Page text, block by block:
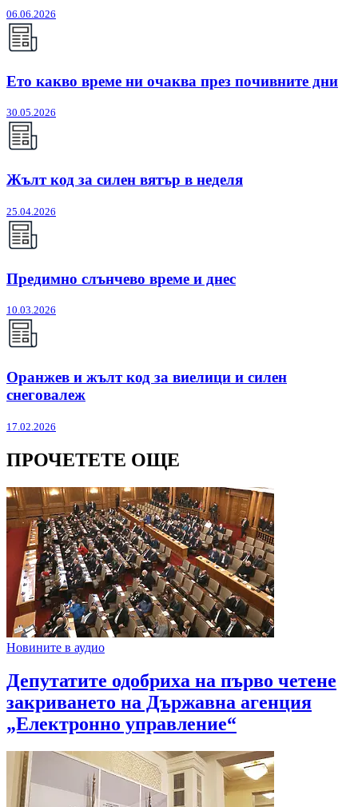
06.06.2026
Ето какво време ни очаква през почивните дни
30.05.2026
Жълт код за силен вятър в неделя
25.04.2026
Предимно слънчево време и днес
10.03.2026
Оранжев и жълт код за виелици и силен
снеговалеж
17.02.2026
ПРОЧЕТЕТЕ ОЩЕ
Новините в аудио
Депутатите одобриха на първо четене
закриването на Държавна агенция
„Електронно управление“